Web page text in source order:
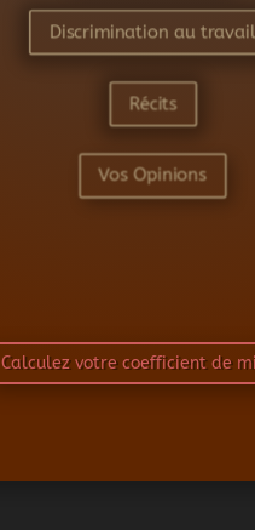
Discrimination au travail
Récits
Vos Opinions
Calculez votre coefficient de